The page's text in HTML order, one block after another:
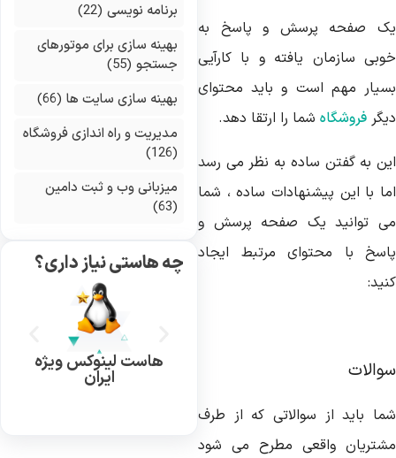
صفحه پرسش و پاسخ به
سازمان یافته و با کارآیی
مهم است و باید محتوای
فروشگاهشما را ارتقا دهد.
به گفتن ساده به نظر می رسد
با این پیشنهادات ساده ، شما
توانید یک صفحه پرسش و
با محتوای مرتبط ایجاد
باید از سوالاتی که از طرف
واقعی مطرح می شود
برنامه نویسی(22)
بهینه سازی برای موتورهای
جستجو(55)
بهینه سازی سایت ها(66)
مدیریت و راه اندازی فروشگاه
میزبانی وب و ثبت دامین
چه هاستی نیاز داری؟
هاست لینوکس ویژه
ایران